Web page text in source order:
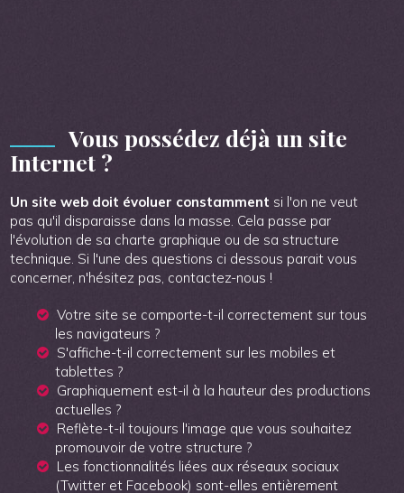
Vous possédez déjà un site
Internet ?
Un site web doit évoluer constamment si l'on ne veut
pas qu'il disparaisse dans la masse. Cela passe par
l'évolution de sa charte graphique ou de sa structure
technique. Si l'une des questions ci dessous parait vous
concerner, n'hésitez pas, contactez-nous !
Votre site se comporte-t-il correctement sur tous
les navigateurs ?
S'affiche-t-il correctement sur les mobiles et
tablettes ?
Graphiquement est-il à la hauteur des productions
actuelles ?
Reflète-t-il toujours l'image que vous souhaitez
promouvoir de votre structure ?
Les fonctionnalités liées aux réseaux sociaux
(Twitter et Facebook) sont-elles entièrement